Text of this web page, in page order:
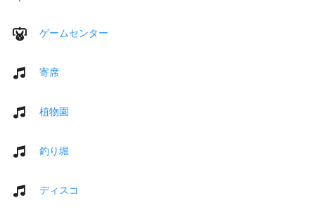
ゲームセンター
寄席
植物園
釣り堀
ディスコ